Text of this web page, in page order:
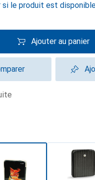
si le produit est
Ajouter au panier